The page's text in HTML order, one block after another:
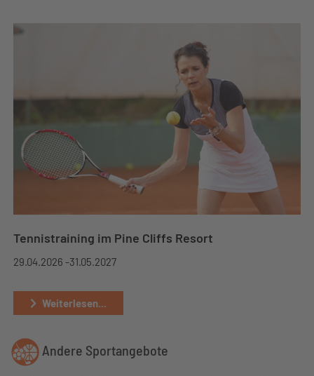
Tennistraining im Pine Cliffs Resort
29.04.2026 -31.05.2027
Weiterlesen...
Andere Sportangebote